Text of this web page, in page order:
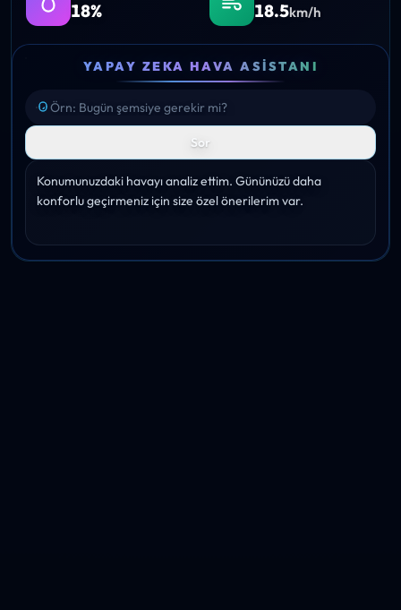
18% 18.5km/h
YAPAY ZEKA HAVA ASISTANI
Sor
Konumunuzdaki havayı analiz ettim. Gününüzü daha
konforlu geçirmeniz için size özel önerilerim var.